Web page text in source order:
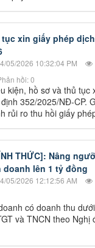
xin giấy phép
05/2026 10:32:04 PM
hồi: 0
kiện, hồ sơ và thủ tục
352/2025/NĐ-CP.
rủi ro thu hồi giấy
THỨC]: Nâng
doanh lên 1 tỷ đồng
05/2026 12:12:56 AM
có doanh thu
và TNCN theo Nghị